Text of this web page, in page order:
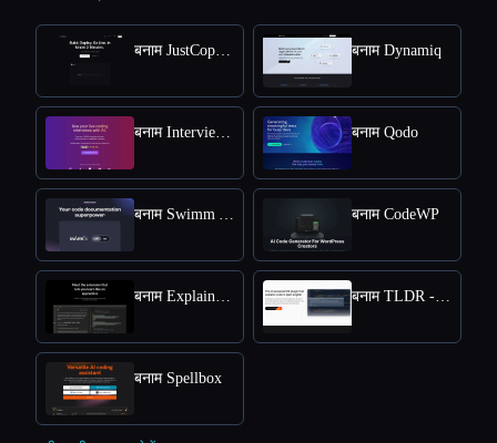
बनाम JustCopy AI बनाम Dynamiq
बनाम Interview Solver बनाम Qodo
बनाम Swimm AI बनाम CodeWP
बनाम ExplainDev बनाम TLDR - Jetbrains IDE Plugin
बनाम Spellbox